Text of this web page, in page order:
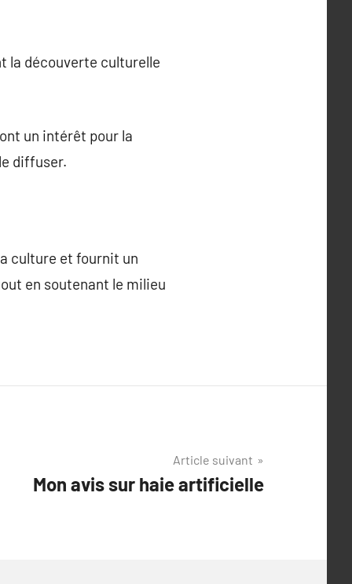
la découverte culturelle
un intérêt pour la
diffuser.
culture et fournit un
en soutenant le milieu
Article suivant
Mon avis sur haie artificielle